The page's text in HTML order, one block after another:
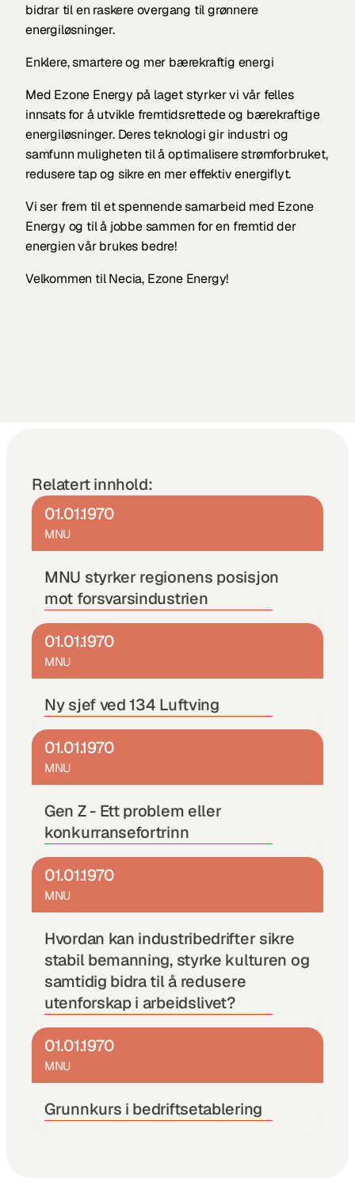
bidrar til en raskere overgang til grønnere
energiløsninger.
Enklere, smartere og mer bærekraftig energi
Med Ezone Energy på laget styrker vi vår felles
innsats for å utvikle fremtidsrettede og bærekraftige
energiløsninger. Deres teknologi gir industri og
samfunn muligheten til å optimalisere strømforbruket,
redusere tap og sikre en mer effektiv energiflyt.
Vi ser frem til et spennende samarbeid med Ezone
Energy og til å jobbe sammen for en fremtid der
energien vår brukes bedre!
Velkommen til Necia, Ezone Energy!
Relatert innhold:
01.01.1970
MNU
MNU styrker regionens posisjon
mot forsvarsindustrien
01.01.1970
MNU
Ny sjef ved 134 Luftving
01.01.1970
MNU
Gen Z - Ett problem eller
konkurransefortrinn
01.01.1970
MNU
Hvordan kan industribedrifter sikre
stabil bemanning, styrke kulturen og
samtidig bidra til å redusere
utenforskap i arbeidslivet?
01.01.1970
MNU
Grunnkurs i bedriftsetablering